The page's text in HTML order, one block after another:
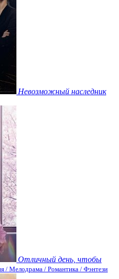
Невозможный наследник
Отличный день, чтобы
/ Мелодрама / Романтика / Фэнтези